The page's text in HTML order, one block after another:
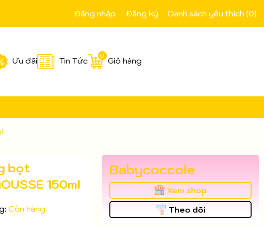
Đăng nhập Đăng ký Danh sách yêu thích (0)
Ưu đãi Tin Tức Giỏ hàng
0
bọt
150ml
Còn hàng
Babycoccole
Xem shop
Theo dõi